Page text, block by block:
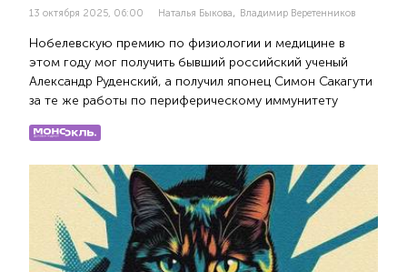
13 октября 2025, 06:00 Наталья Быкова, Владимир Веретенников
Нобелевскую премию по физиологии и медицине в
этом году мог получить бывший российский ученый
Александр Руденский, а получил японец Симон Сакагути
за те же работы по периферическому иммунитету